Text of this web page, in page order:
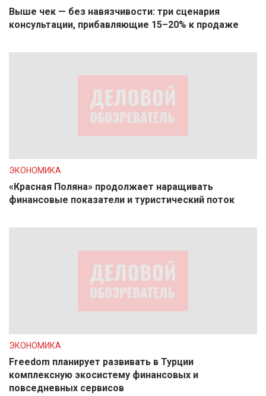
Выше чек — без навязчивости: три сценария
консультации, прибавляющие 15–20% к продаже
ЭКОНОМИКА
«Красная Поляна» продолжает наращивать
финансовые показатели и туристический поток
ЭКОНОМИКА
Freedom планирует развивать в Турции
комплексную экосистему финансовых и
повседневных сервисов